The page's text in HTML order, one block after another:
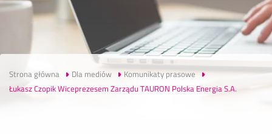
j
si
ę
Strona główna Dla mediów
Komunikaty prasowe
Łukasz Czopik Wiceprezesem Zarządu TAURON Polska Energia S.A.